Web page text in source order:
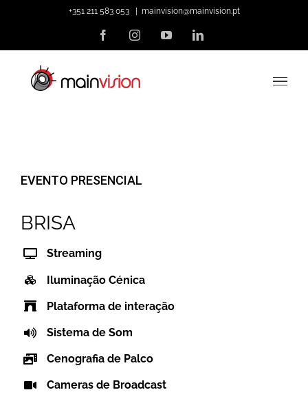
+351 211 583 053 mainvision@mainvision.pt
FacebookInstagramYouTubeLinkedIn
EVENTO PRESENCIAL
BRISA
Streaming
Iluminação Cénica
Plataforma de interação
Sistema de Som
Cenografia de Palco
Cameras de Broadcast